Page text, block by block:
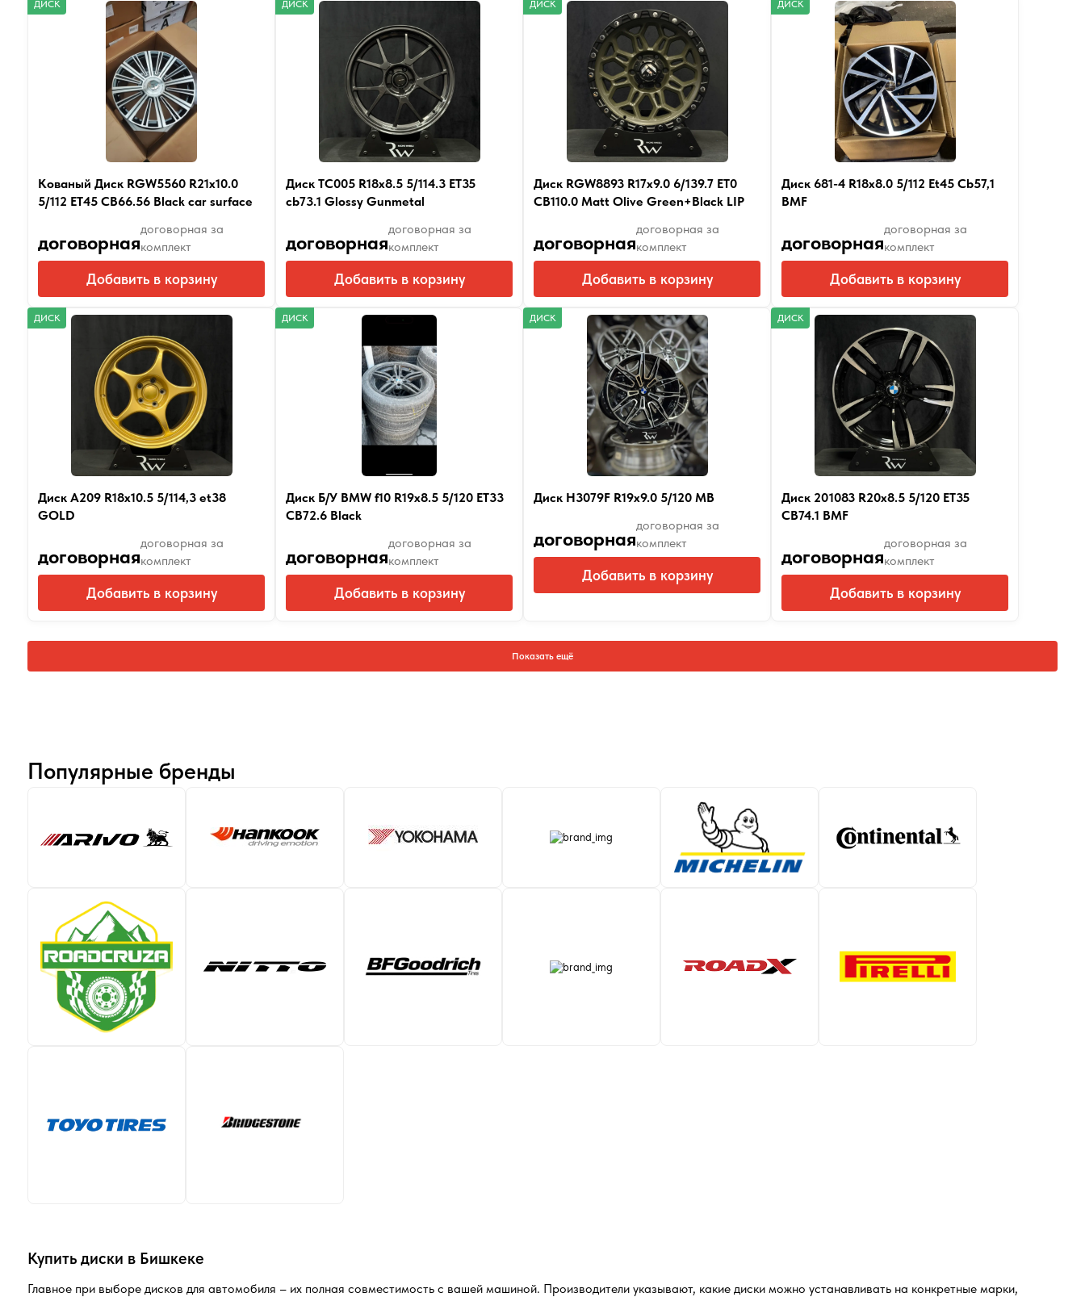
ДИСК
Кованый Диск RGW5560 R21x10.0
5/112 ET45 CB66.56 Black car surface
договорная
договорная за
комплект
Добавить в корзину
ДИСК
Диск TC005 R18x8.5 5/114.3 ET35
cb73.1 Glossy Gunmetal
договорная
договорная за
комплект
Добавить в корзину
ДИСК
Диск RGW8893 R17x9.0 6/139.7 ET0
CB110.0 Matt Olive Green+Black LIP
договорная
договорная за
комплект
Добавить в корзину
ДИСК
Диск 681-4 R18x8.0 5/112 Et45 Cb57,1
BMF
договорная
договорная за
комплект
Добавить в корзину
ДИСК
Диск A209 R18x10.5 5/114,3 et38
GOLD
договорная
договорная за
комплект
Добавить в корзину
ДИСК
Диск Б/У BMW f10 R19x8.5 5/120 ET33
CB72.6 Black
договорная
договорная за
комплект
Добавить в корзину
ДИСК
Диск H3079F R19x9.0 5/120 MB
договорная
договорная за
комплект
Добавить в корзину
ДИСК
Диск 201083 R20x8.5 5/120 ET35
CB74.1 BMF
договорная
договорная за
комплект
Добавить в корзину
Показать ещё
Популярные бренды
Купить диски в Бишкеке
Главное при выборе дисков для автомобиля – их полная совместимость с вашей машиной. Производители указывают, какие диски можно устанавливать на конкретные марки,